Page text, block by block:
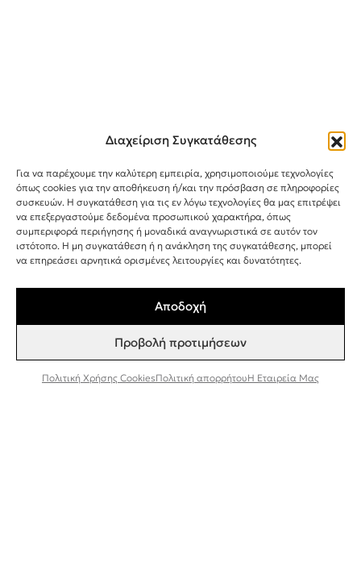
Διαχείριση Συγκατάθεσης
Για να παρέχουμε την καλύτερη εμπειρία, χρησιμοποιούμε τεχνολογίες
όπως cookies για την αποθήκευση ή/και την πρόσβαση σε πληροφορίες
συσκευών. Η συγκατάθεση για τις εν λόγω τεχνολογίες θα μας επιτρέψει
να επεξεργαστούμε δεδομένα προσωπικού χαρακτήρα, όπως
συμπεριφορά περιήγησης ή μοναδικά αναγνωριστικά σε αυτόν τον
ιστότοπο. Η μη συγκατάθεση ή η ανάκληση της συγκατάθεσης, μπορεί
να επηρεάσει αρνητικά ορισμένες λειτουργίες και δυνατότητες.
Αποδοχή
Προβολή προτιμήσεων
Πολιτική Χρήσης CookiesΠολιτική απορρήτουΗ Εταιρεία Μας
InstagramTikTokFacebook
+30 243 107 8026
INFO@BEEFACTOR.GR
ΣΥΝΕΡΓΑΣΊΑ ΧΟΝΔΡΙΚΉ ΠΏΛΗΣΗ
ΠΟΛΙΤΙΚΉ ΑΠΟΡΡΉΤΟΥ